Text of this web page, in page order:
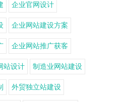
企业官网设计
企业网站建设方案
企业网站推广获客
站设计 制造业网站建设
外贸独立站建设